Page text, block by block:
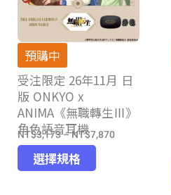
在
產
品
面
擇
選
項
預購中
受注限定 26年11月 日
版 ONKYO x
ANIMA《無職轉生Ⅲ》
角色語音耳機
NT$3,173 –NT$7,870價
選擇規格
產